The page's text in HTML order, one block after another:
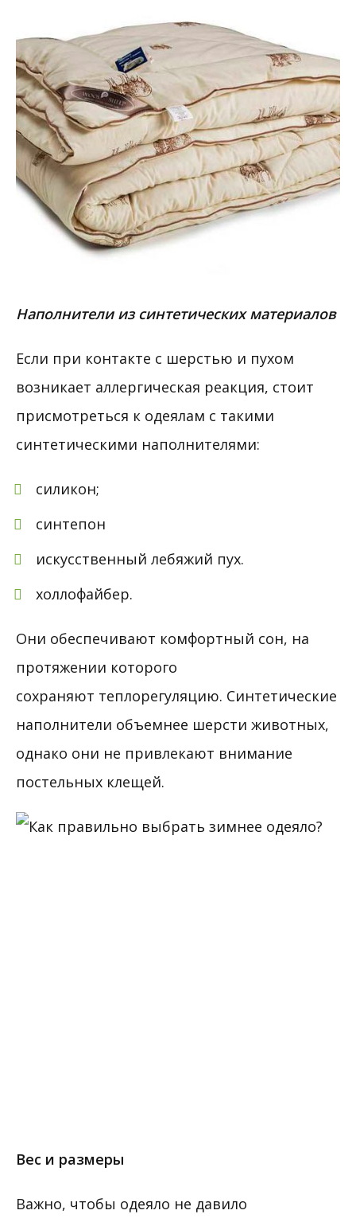
Наполнители из синтетических материалов
Если при контакте с шерстью и пухом
возникает аллергическая реакция, стоит
присмотреться к одеялам с такими
синтетическими наполнителями:
силикон;
синтепон
искусственный лебяжий пух.
холлофайбер.
Они обеспечивают комфортный сон, на
протяжении которого
сохраняют теплорегуляцию. Синтетические
наполнители объемнее шерсти животных,
однако они не привлекают внимание
постельных клещей.
Вес и размеры
Важно, чтобы одеяло не давило